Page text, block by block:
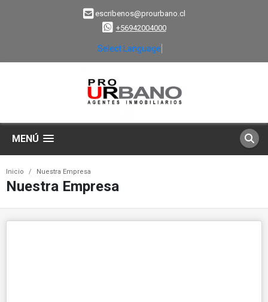
escribenos@prourbano.cl
+56942004000
Select Language
MENÚ
Inicio Nuestra Empresa
Nuestra Empresa